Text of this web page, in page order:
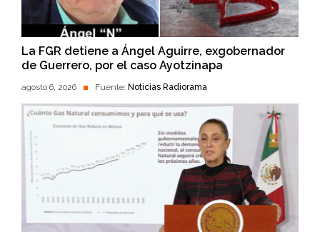
La FGR detiene a Ángel Aguirre, exgobernador
de Guerrero, por el caso Ayotzinapa
agosto 6, 2026 Fuente: Noticias Radiorama